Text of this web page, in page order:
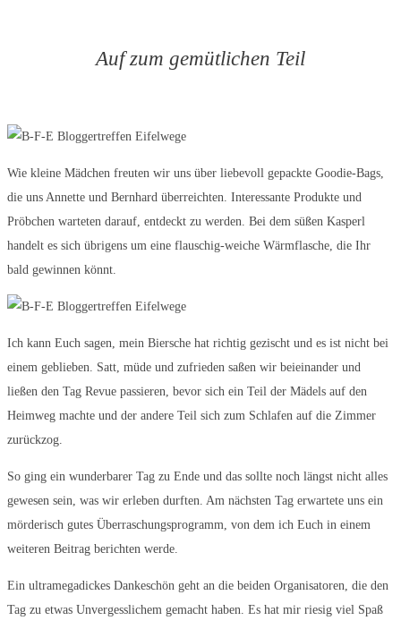
Auf zum gemütlichen Teil
Wie kleine Mädchen freuten wir uns über liebevoll gepackte Goodie-Bags,
die uns Annette und Bernhard überreichten. Interessante Produkte und
Pröbchen warteten darauf, entdeckt zu werden. Bei dem süßen Kasperl
handelt es sich übrigens um eine flauschig-weiche Wärmflasche, die Ihr
bald gewinnen könnt.
Ich kann Euch sagen, mein Biersche hat richtig gezischt und es ist nicht bei
einem geblieben. Satt, müde und zufrieden saßen wir beieinander und
ließen den Tag Revue passieren, bevor sich ein Teil der Mädels auf den
Heimweg machte und der andere Teil sich zum Schlafen auf die Zimmer
zurückzog.
So ging ein wunderbarer Tag zu Ende und das sollte noch längst nicht alles
gewesen sein, was wir erleben durften. Am nächsten Tag erwartete uns ein
mörderisch gutes Überraschungsprogramm, von dem ich Euch in einem
weiteren Beitrag berichten werde.
Ein ultramegadickes Dankeschön geht an die beiden Organisatoren, die den
Tag zu etwas Unvergesslichem gemacht haben. Es hat mir riesig viel Spaß